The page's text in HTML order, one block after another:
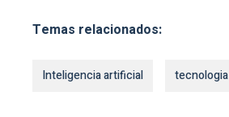
Temas relacionados:
Inteligencia artificial tecnologia